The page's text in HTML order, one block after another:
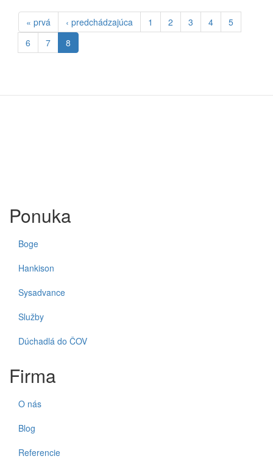
« prvá ‹ predchádzajúca 1 2 3 4
5
6
7 8
Ponuka
Boge
Hankison
Sysadvance
Služby
Dúchadlá do ČOV
Firma
O nás
Blog
Referencie